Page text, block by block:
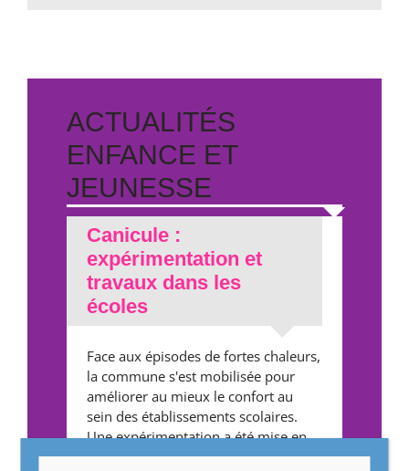
ACTUALITÉS
ENFANCE ET
JEUNESSE
Canicule :
expérimentation et
travaux dans les
écoles
Face aux épisodes de fortes chaleurs,
la commune s'est mobilisée pour
améliorer au mieux le confort au
sein des établissements scolaires.
Une expérimentation a été mise en
place à l'école ...